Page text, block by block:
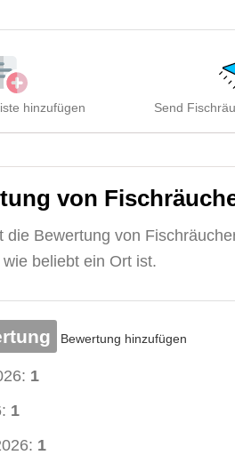
hinzufügen Send
von
die Bewertung von
beliebt ein Ort ist.
Bewertung hinzufügen
1
1
1